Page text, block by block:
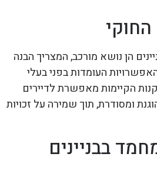
הן נושא מורכב, המצריך הבנה
העומדות בפני בעלי
הקיימות מאפשרת לדיירים
ומסודרת, תוך שמירה על זכויות
בבניינים